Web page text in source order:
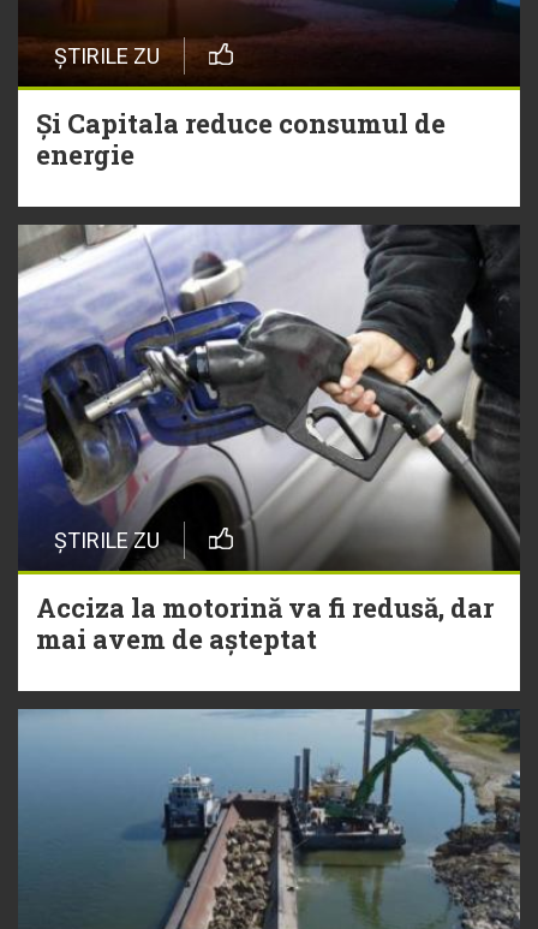
ȘTIRILE ZU
Și Capitala reduce consumul de
energie
ȘTIRILE ZU
Acciza la motorină va fi redusă, dar
mai avem de așteptat